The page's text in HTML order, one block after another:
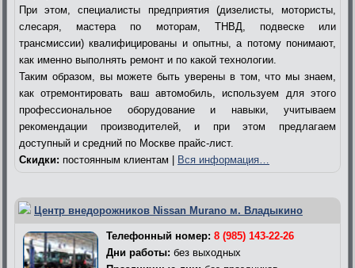
При этом, специалисты предприятия (дизелисты, мотористы,
слесаря, мастера по моторам, ТНВД, подвеске или
трансмиссии) квалифицированы и опытны, а потому понимают,
как именно выполнять ремонт и по какой технологии.
Таким образом, вы можете быть уверены в том, что мы знаем,
как отремонтировать ваш автомобиль, используем для этого
профессиональное оборудование и навыки, учитываем
рекомендации производителей, и при этом предлагаем
доступный и средний по Москве прайс-лист.
Скидки: постоянным клиентам | Вся информация…
Центр внедорожников Nissan Murano м. Владыкино
Телефонный номер: 8 (985) 143-22-26
Дни работы: без выходных